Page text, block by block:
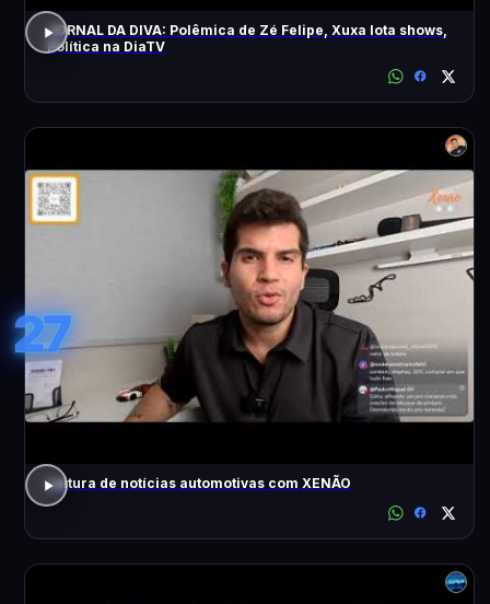
JORNAL DA DIVA: Polêmica de Zé Felipe, Xuxa lota shows,
Política na DiaTV
27
Leitura de notícias automotivas com XENÃO